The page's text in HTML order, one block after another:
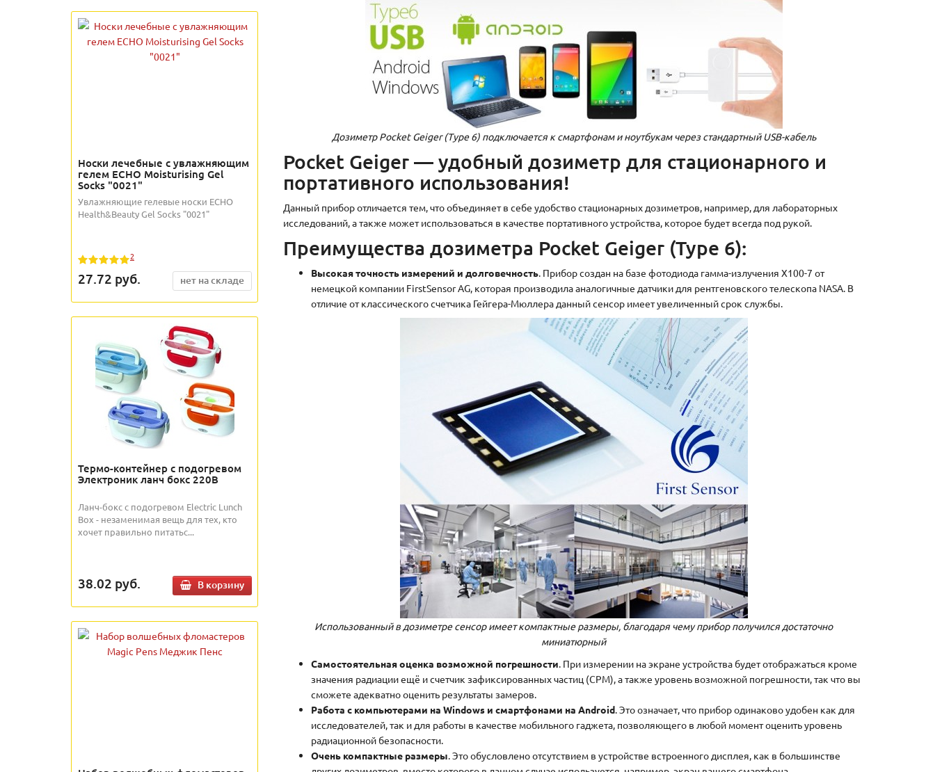
Носки лечебные с увлажняющим
гелем ECHO Moisturising Gel
Socks "0021"
Увлажняющие гелевые носки ECHO
Health&Beauty Gel Socks "0021"
2
27.72 руб. нет на складе
Термо-контейнер с подогревом
Электроник ланч бокс 220В
Ланч-бокс с подогревом Electric Lunch
Box - незаменимая вещь для тех, кто
хочет правильно питатьс...
38.02 руб. В корзину
Дозиметр Pocket Geiger (Type 6) подключается к смартфонам и ноутбукам через стандартный USB-кабель
Pocket Geiger — удобный дозиметр для стационарного и
портативного использования!
Данный прибор отличается тем, что объединяет в себе удобство стационарных дозиметров, например, для лабораторных
исследований, а также может использоваться в качестве портативного устройства, которое будет всегда под рукой.
Преимущества дозиметра Pocket Geiger (Type 6):
Высокая точность измерений и долговечность. Прибор создан на базе фотодиода гамма-излучения X100-7 от
немецкой компании FirstSensor AG, которая производила аналогичные датчики для рентгеновского телескопа NASA. В
отличие от классического счетчика Гейгера-Мюллера данный сенсор имеет увеличенный срок службы.
Использованный в дозиметре сенсор имеет компактные размеры, благодаря чему прибор получился достаточно
миниатюрный
Самостоятельная оценка возможной погрешности. При измерении на экране устройства будет отображаться кроме
значения радиации ещё и счетчик зафиксированных частиц (CPM), а также уровень возможной погрешности, так что вы
сможете адекватно оценить результаты замеров.
Работа с компьютерами на Windows и смартфонами на Android. Это означает, что прибор одинаково удобен как для
исследователей, так и для работы в качестве мобильного гаджета, позволяющего в любой момент оценить уровень
радиационной безопасности.
Очень компактные размеры. Это обусловлено отсутствием в устройстве встроенного дисплея, как в большинстве